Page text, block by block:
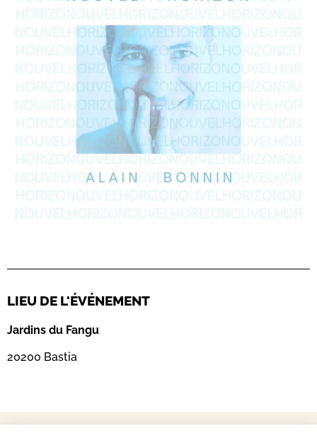
LIEU DE L'ÉVÉNEMENT
Jardins du Fangu
20200 Bastia